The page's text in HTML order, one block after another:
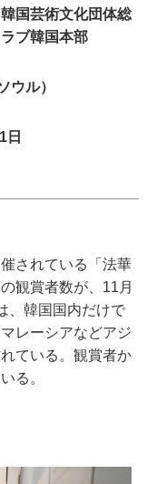
国芸術文化団体総
ブ韓国本部
ウル）
日
されている「法華
観賞者数が、11月
、韓国国内だけで
レーシアなどアジ
ている。観賞者か
る。